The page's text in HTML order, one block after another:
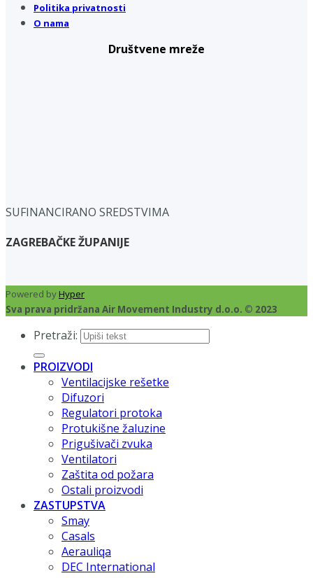
Politika privatnosti
O nama
Društvene mreže
SUFINANCIRANO SREDSTVIMA
ZAGREBAČKE ŽUPANIJE
Powered byHyper
Sva prava pridržana Air Movement Industry d.o.o. © 2023
Pretraži:
PROIZVODI
Ventilacijske rešetke
Difuzori
Regulatori protoka
Protukišne žaluzine
Prigušivači zvuka
Ventilatori
Zaštita od požara
Ostali proizvodi
ZASTUPSTVA
Smay
Casals
Aerauliqa
DEC International